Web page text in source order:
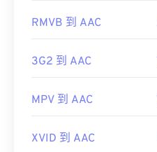
https://www.iso.org/
RMVB 到 AAC
3G2 到 AAC
MPV 到 AAC
XVID 到 AAC